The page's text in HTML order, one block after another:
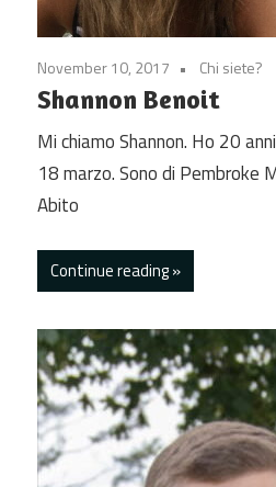
November 10, 2017 Chi siete?
Shannon Benoit
Mi chiamo Shannon. Ho 20
18 marzo. Sono di Pembroke
Abito
Continue reading